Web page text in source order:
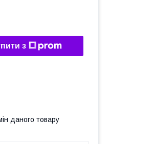
з
даного товару